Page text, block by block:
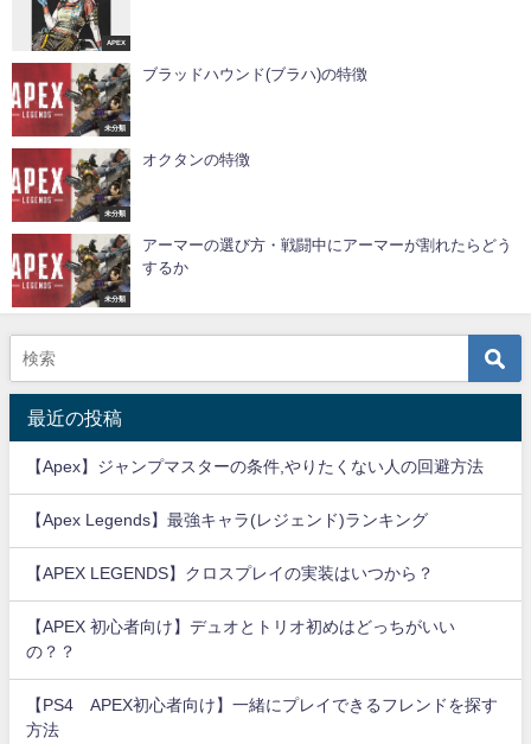
APEX
未分類
ブラッドハウンド(ブラハ)の特徴
未分類
オクタンの特徴
未分類
アーマーの選び方・戦闘中にアーマーが割れたらどう
するか
最近の投稿
【Apex】ジャンプマスターの条件,やりたくない人の回避方法
【Apex Legends】最強キャラ(レジェンド)ランキング
【APEX LEGENDS】クロスプレイの実装はいつから？
【APEX 初心者向け】デュオとトリオ初めはどっちがいい
の？？
【PS4 APEX初心者向け】一緒にプレイできるフレンドを探す
方法